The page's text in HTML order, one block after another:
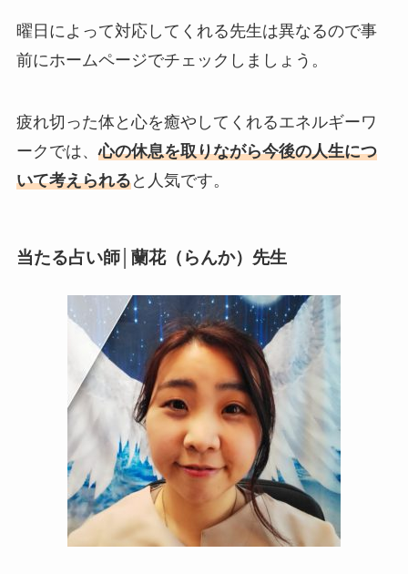
曜日によって対応してくれる先生は異なるので事
前にホームページでチェックしましょう。
疲れ切った体と心を癒やしてくれるエネルギーワ
ークでは、心の休息を取りながら今後の人生につ
いて考えられると人気です。
当たる占い師│蘭花（らんか）先生